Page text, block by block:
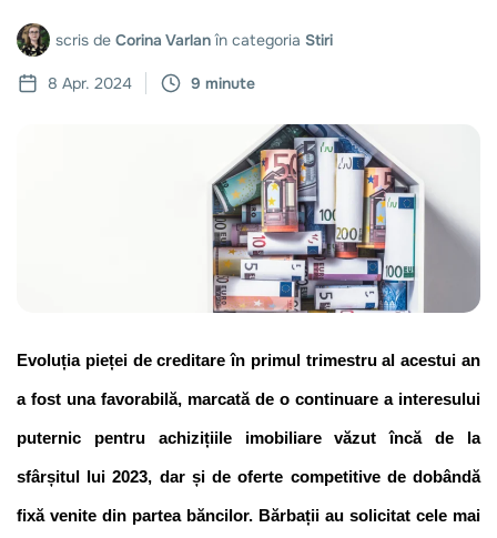
scris de Corina Varlanîn categoria Stiri
8 Apr. 2024 9 minute
Evoluția pieței de creditare în primul trimestru al acestui an
a fost una favorabilă, marcată de o continuare a interesului
puternic pentru achizițiile imobiliare văzut încă de la
sfârșitul lui 2023, dar și de oferte competitive de dobândă
fixă venite din partea băncilor. Bărbații au solicitat cele mai